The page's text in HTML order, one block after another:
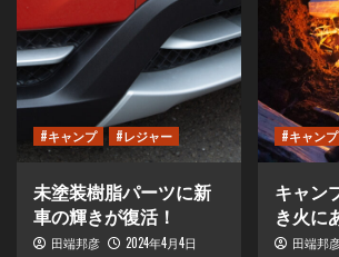
#キャンプ #レジャー
未塗装樹脂パーツに新
車の輝きが復活！
田端邦彦 2024年4月4日
#キャンプ
キャン
き火に
田端邦